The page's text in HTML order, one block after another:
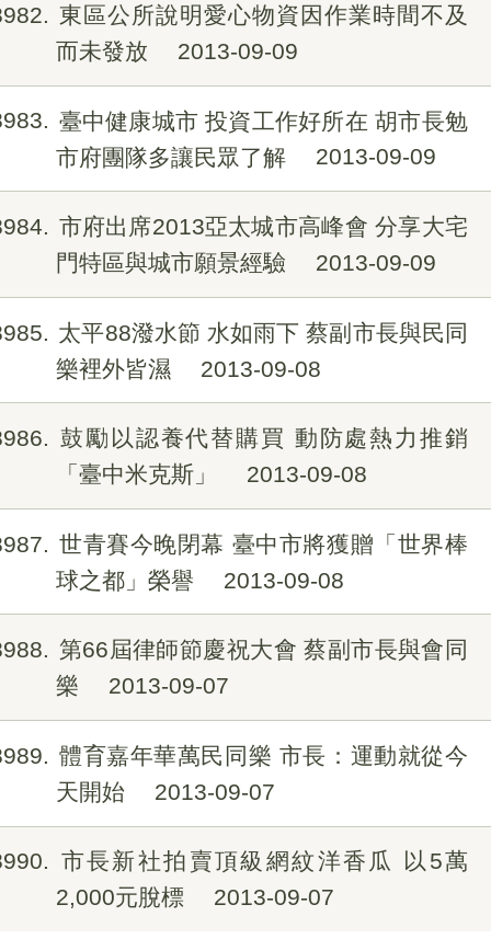
東區公所說明愛心物資因作業時間不及
而未發放
2013-09-09
臺中健康城市 投資工作好所在 胡市長勉
市府團隊多讓民眾了解
2013-09-09
市府出席2013亞太城市高峰會 分享大宅
門特區與城市願景經驗
2013-09-09
太平88潑水節 水如雨下 蔡副市長與民同
樂裡外皆濕
2013-09-08
鼓勵以認養代替購買 動防處熱力推銷
「臺中米克斯」
2013-09-08
世青賽今晚閉幕 臺中市將獲贈「世界棒
球之都」榮譽
2013-09-08
第66屆律師節慶祝大會 蔡副市長與會同
樂
2013-09-07
體育嘉年華萬民同樂 市長：運動就從今
天開始
2013-09-07
市長新社拍賣頂級網紋洋香瓜 以5萬
2,000元脫標
2013-09-07